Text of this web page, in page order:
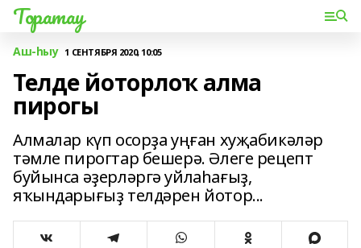
Торатау
Аш-һыу 1 СЕНТЯБРЯ 2020, 10:05
Телде йоторлоҡ алма
пирогы
Алмалар күп осорҙа уңған хуҗабикәләр
тәмле пирогтар бешерә. Әлеге рецепт
буйынса әҙерләргә уйлаһағыҙ,
яҡындарығыҙ телдәрен йотор...